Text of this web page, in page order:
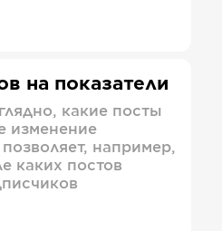
на показатели
какие посты
изменение
например,
каких постов